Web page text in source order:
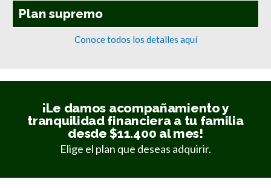
Plan supremo
Conoce todos los detalles aquí
¡Le damos acompañamiento y
tranquilidad financiera a tu familia
desde $11.400 al mes!
Elige el plan que deseas adquirir.